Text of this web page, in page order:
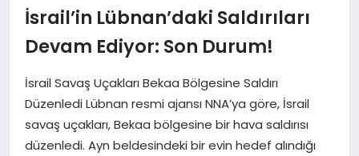
SIYASET
SPOR
YAŞAM
EKONOMI
İsrail’in Lübnan’daki Saldırıları
Devam Ediyor: Son Durum!
İsrail Savaş Uçakları Bekaa Bölgesine Saldırı
Düzenledi Lübnan resmi ajansı NNA’ya göre, İsrail
savaş uçakları, Bekaa bölgesine bir hava saldırısı
düzenledi. Ayn beldesindeki bir evin hedef alındığı